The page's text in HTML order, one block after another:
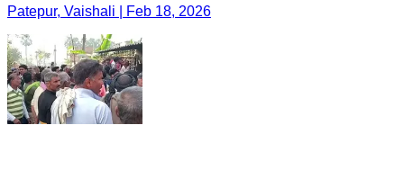
Patepur, Vaishali | Feb 18, 2026